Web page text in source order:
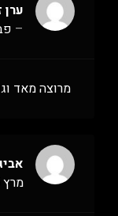
ערן
–
מרוצה מאד וגם הגיע
מרץ 5, 2023